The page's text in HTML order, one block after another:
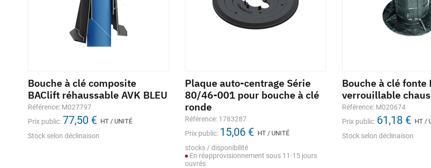
Bouche à clé composite
BAClift réhaussable AVK BLEU
Référence: M027797
Prix public:77,50 € HT / UNITÉ
Stock selon déclinaison
Plaque auto-centrage Série
80/46-001 pour bouche à clé
ronde
Référence: 1783287
Prix public: 15,06 € HT / UNITÉ
stocks / disponibilité
En réapprovisionnement sous 11-15 jours
ouvrés
Bouche à clé fonte
verrouillable
Référence: M020674
Prix public: 61,18 € HT /
Stock selon déclinaison